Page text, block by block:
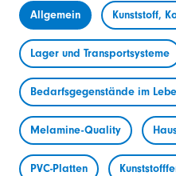
Allgemein Kunststoff,
Lager und Transportsysteme
Bedarfsgegenstände im
Melamine-Quality
PVC-Platten